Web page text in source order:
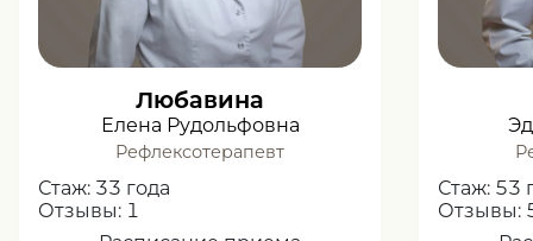
Любавина
Елена Рудольфовна
Рефлексотерапевт
Стаж: 33 года
Отзывы: 1
Стаж: 53
Отзывы: